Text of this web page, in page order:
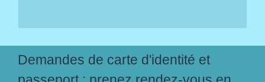
Demandes de carte d'identité et